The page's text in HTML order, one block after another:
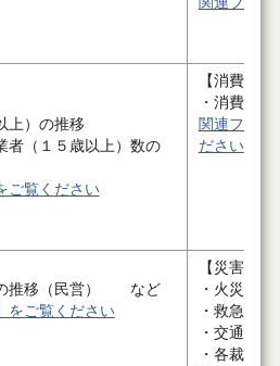
上）の推移
者（１５歳以上）数の
ご覧ください
【消費者
・消費者
関連ファイ
ださい
の推移（民営） など
をご覧ください
【災害・
・火災発
・救急業
・交通事
・各裁判